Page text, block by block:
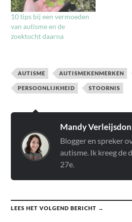
10 tips bij een vermoeden
van autisme en de
zoektocht daarna
AUTISME AUTISMEKENMERKEN
PERSOONLIJKHEID STOORNIS
Mandy
Blogger en spreker
autisme. Ik kreeg de
27e.
LEES HET VOLGEND BERICHT →